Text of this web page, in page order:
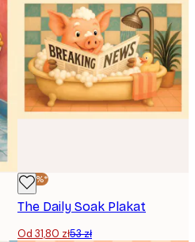
-40%*
The Daily Soak Plakat
Od 31,80 zł53 zł